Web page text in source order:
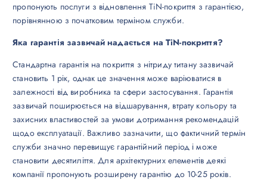
пропонують послуги з відновлення TiN-покриття з гарантією,
порівнянною з початковим терміном служби.
Яка гарантія зазвичай надається на TiN-покриття?
Стандартна гарантія на покриття з нітриду титану зазвичай
становить 1 рік, однак це значення може варіюватися в
залежності від виробника та сфери застосування. Гарантія
зазвичай поширюється на відшарування, втрату кольору та
захисних властивостей за умови дотримання рекомендацій
щодо експлуатації. Важливо зазначити, що фактичний термін
служби значно перевищує гарантійний період і може
становити десятиліття. Для архітектурних елементів деякі
компанії пропонують розширену гарантію до 10-25 років.